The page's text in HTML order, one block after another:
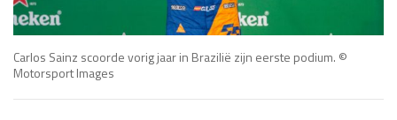
Carlos Sainz scoorde vorig jaar in Brazilië zijn eerste podium. ©
Motorsport Images